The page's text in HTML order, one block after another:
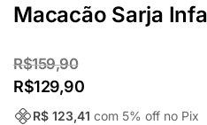
Macacão Sarja
R$159,90
R$129,90
R$ 123,41 com 5% off no Pix